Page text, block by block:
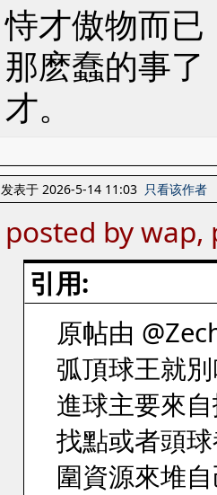
恃才傲物而
那麽蠢的事
才。
发表于 2026-5-14 11:03 只看该作者
posted by
引用:
原帖由
弧頂球王就
進球主要來
找點或者頭
圍資源來堆